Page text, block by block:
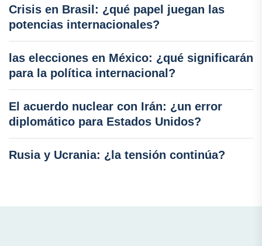
Crisis en Brasil: ¿qué papel juegan las
potencias internacionales?
las elecciones en México: ¿qué significarán
para la política internacional?
El acuerdo nuclear con Irán: ¿un error
diplomático para Estados Unidos?
Rusia y Ucrania: ¿la tensión continúa?